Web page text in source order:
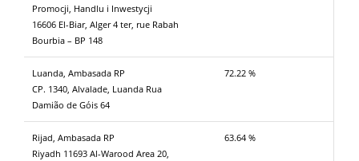
Promocji, Handlu i Inwestycji
16606 El-Biar, Alger 4 ter, rue Rabah
Bourbia – BP 148
Luanda, Ambasada RP
CP. 1340, Alvalade, Luanda Rua
Damião de Góis 64
72.22 %
Rijad, Ambasada RP
Riyadh 11693 Al-Warood Area 20,
63.64 %